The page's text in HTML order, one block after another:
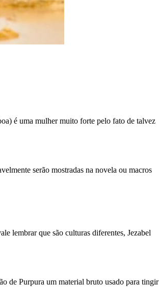
é uma mulher muito forte pelo fato de talvez
serão mostradas na novela ou macros
lembrar que são culturas diferentes, Jezabel
de Purpura um material bruto usado para tingir